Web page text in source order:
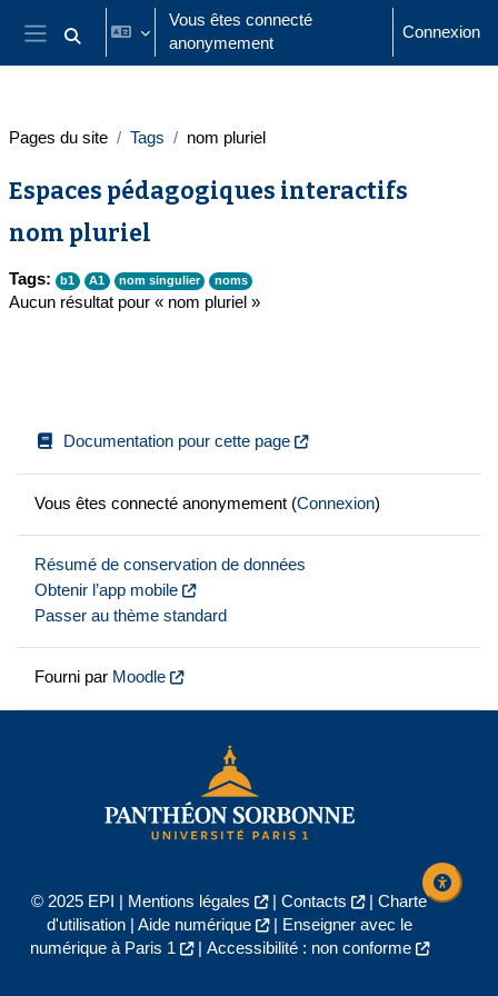
Passer au contenu principal
Panneau latéral
Activer/désactiver la saisie de recherche
Vous êtes connecté
anonymement
Connexion
Pages du site Tags nom pluriel
Espaces pédagogiques interactifs
nom pluriel
Tags: b1 A1 nom singulier noms
Aucun résultat pour « nom pluriel »
Documentation pour cette page
Vous êtes connecté anonymement (Connexion)
Résumé de conservation de données
Obtenir l’app mobile
Passer au thème standard
Fourni par Moodle
© 2025 EPI | Mentions légales | Contacts | Charte
d'utilisation| Aide numérique |
Enseigner avec le
numérique à Paris 1
| Accessibilité : non conforme